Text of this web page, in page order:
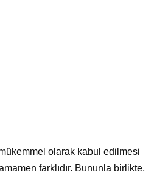
mükemmel olarak kabul edilmesi
farklıdır. Bununla birlikte,